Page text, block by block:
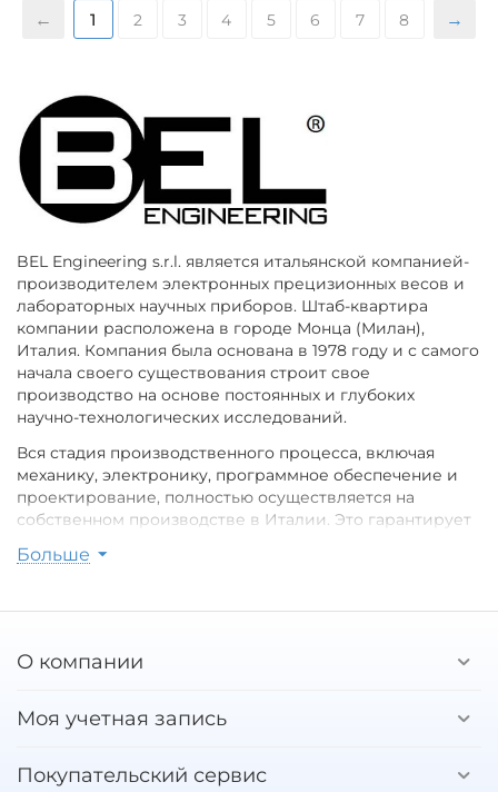
1 2 3 4 5 6 7 8
BEL Engineering s.r.l. является итальянской компанией-
производителем электронных прецизионных весов и
лабораторных научных приборов. Штаб-квартира
компании расположена в городе Монца (Милан),
Италия. Компания была основана в 1978 году и с самого
начала своего существования строит свое
производство на основе постоянных и глубоких
научно-технологических исследований.
Вся стадия производственного процесса, включая
механику, электронику, программное обеспечение и
проектирование, полностью осуществляется на
собственном производстве в Италии. Это гарантирует
связанной с электронными весами и другими
Engineering.
Engineering включает электронные весы с
влажности, микроскопы, спектрофотометры, камеры
CMMOS и другие видеосистемы для микроскопии и
Больше
О компании
Моя учетная запись
Покупательский сервис